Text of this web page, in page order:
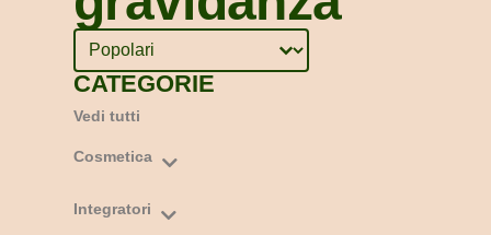
Ordinamento Prodotti
Sort content
CATEGORIE
Vedi tutti
Cosmetica
Capelli
Integratori